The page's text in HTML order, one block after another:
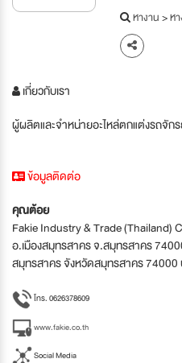
หางาน>ห
เกี่ยวกับเรา
ผู้ผลิตและจำหน่ายอะไหล่ตกแต่งรถจัก
ข้อมูลติดต่อ
คุณต้อย
Fakie Industry & Trade
อ.เมืองสมุทรสาคร จ.สมุทรสาคร
สมุทรสาคร จังหวัดสมุทรสาคร 74000
โทร. 0626378609
www.fakie.co.th
Social Media